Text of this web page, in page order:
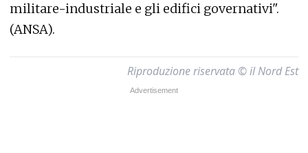
militare-industriale e gli edifici governativi".
(ANSA).
Riproduzione riservata © il Nord Est